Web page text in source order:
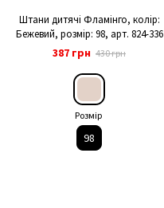
Штани дитячі Фламінго, колір:
Бежевий, розмір: 98, арт. 824-336
387 грн 430 грн
Розмір
98